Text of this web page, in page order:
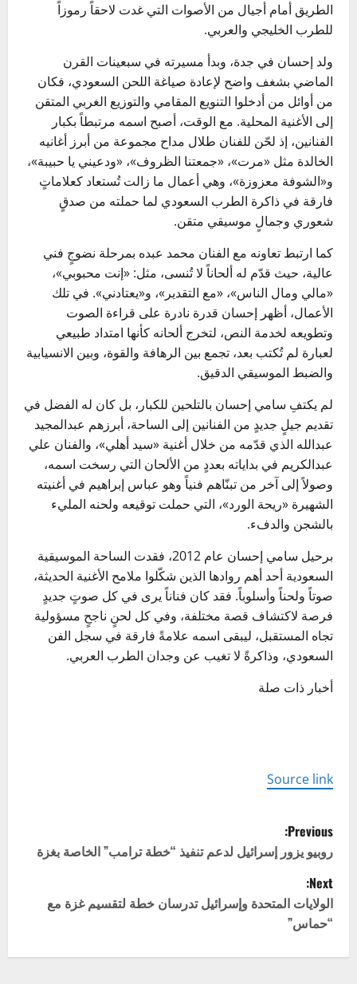
الطريق أمام أجيال من الأصوات التي غدت لاحقاً رموزاً
للطرب الخليجي والعربي.
ولد إحسان في جدة، وبدأ مسيرته في سبعينات القرن
الماضي بشغف واضح لإعادة صياغة اللحن السعودي، فكان
من أوائل من أدخلوا التنويع المقامي والتوزيع الغربي المتقن
إلى الأغنية المحلية. مع الوقت، أصبح اسمه مرتبطاً بكبار
الفنانين، إذ لحّن للفنان طلال مداح مجموعة من أبرز أغانيه
الخالدة مثل «مرت»، «جمعتنا الظروف»، «ودعيني يا حبيبة»،
و«الشوفة معزوزة»، وهي أعمال ما زالت تُستعاد كعلاماتٍ
فارقة في ذاكرة الطرب السعودي لما حملته من صدقٍ
شعوري وجمالٍ موسيقي متقن.
كما ارتبط تعاونه مع الفنان محمد عبده بمرحلة نضوجٍ فني
عالية، حيث قدّم له ألحاناً لا تُنسى، مثل: «إنت محبوبي»،
«مالي ومال الناس»، «مع التقدير»، و«يعتادني». في تلك
الأعمال، أظهر إحسان قدرة نادرة على قراءة الصوت
وتطويعه لخدمة النص، لتخرج ألحانه كأنها امتداد طبيعي
لعبارة لم تُكتب بعد، تجمع بين الرهافة والقوة، وبين الانسيابية
والضبط الموسيقي الدقيق.
لم يكتفِ سامي إحسان بالتلحين للكبار، بل كان له الفضل في
تقديم جيلٍ جديدٍ من الفنانين إلى الساحة، أبرزهم عبدالمجيد
عبدالله الذي قدّمه من خلال أغنية «سيد أهلي»، والفنان علي
عبدالكريم في بداياته بعددٍ من الألحان التي رسخت اسمه،
وصولاً إلى آخر من تبنّاهم فنياً وهو عباس إبراهيم في أغنيته
الشهيرة «ريحة الورد»، التي حملت توقيعه ولحنه المليء
بالشجن والدفء.
برحيل سامي إحسان عام 2012، فقدت الساحة الموسيقية
السعودية أحد أهم روادها الذين شكّلوا ملامح الأغنية الحديثة،
صوتاً ولحناً وأسلوباً. فقد كان فناناً يرى في كل صوتٍ جديدٍ
فرصة لاكتشاف قصة مختلفة، وفي كل لحنٍ ناجحٍ مسؤولية
تجاه المستقبل، ليبقى اسمه علامةً فارقة في سجل الفن
السعودي، وذاكرةً لا تغيب عن وجدان الطرب العربي.
أخبار ذات صلة
Source link
P
o
s
t
n
Previous:
روبيو يزور إسرائيل لدعم تنفيذ “خطة ترامب” الخاصة بغزة
Next:
الولايات المتحدة وإسرائيل تدرسان خطة لتقسيم غزة مع
“حماس”